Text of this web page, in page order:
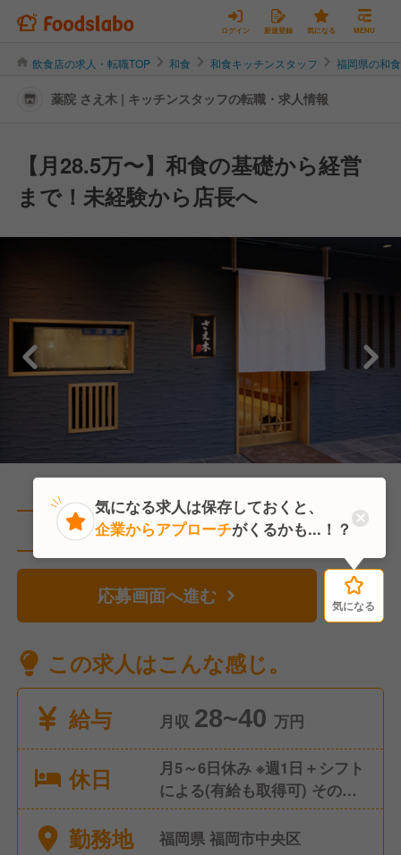
ログイン 新規登録 気になる MENU
飲食店の求人・転職TOP 和食 和食キッチンスタッフ 福岡県の和
薬院 さえ木 | キッチンスタッフの転職・求人情報
【月28.5万〜】和食の基礎から経営
まで！未経験から店長へ
直近3人がこの求人を検討中
応募画面へ進む 気になる
この求人はこんな感じ。
給与
月収 28~40 万円
休日
月5～6日休み ※週1日＋シフト
による(有給も取得可) その
他：有給休暇、特別休暇、年
始
勤務地 福岡県 福岡市中央区
気になる
気になる求人は保存しておくと、
企業からアプローチがくるかも...！？